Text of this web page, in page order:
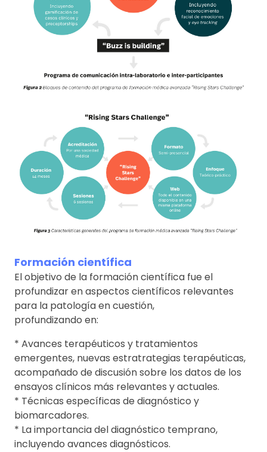
Formación científica
El objetivo de la formación científica fue el
profundizar en aspectos científicos relevantes
para la patología en cuestión,
profundizando en:
* Avances terapéuticos y tratamientos
emergentes, nuevas estratrategias terapéuticas,
acompañado de discusión sobre los datos de los
ensayos clínicos más relevantes y actuales.
* Técnicas específicas de diagnóstico y
biomarcadores.
* La importancia del diagnóstico temprano,
incluyendo avances diagnósticos.